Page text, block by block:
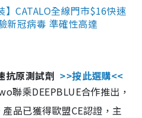
CATALO全線門市$16快速
新冠病毒 準確性高達
抗原測試劑 >>按此選購<<
聯乘DEEPBLUE合作推出，
品已獲得歐盟CE認證，主